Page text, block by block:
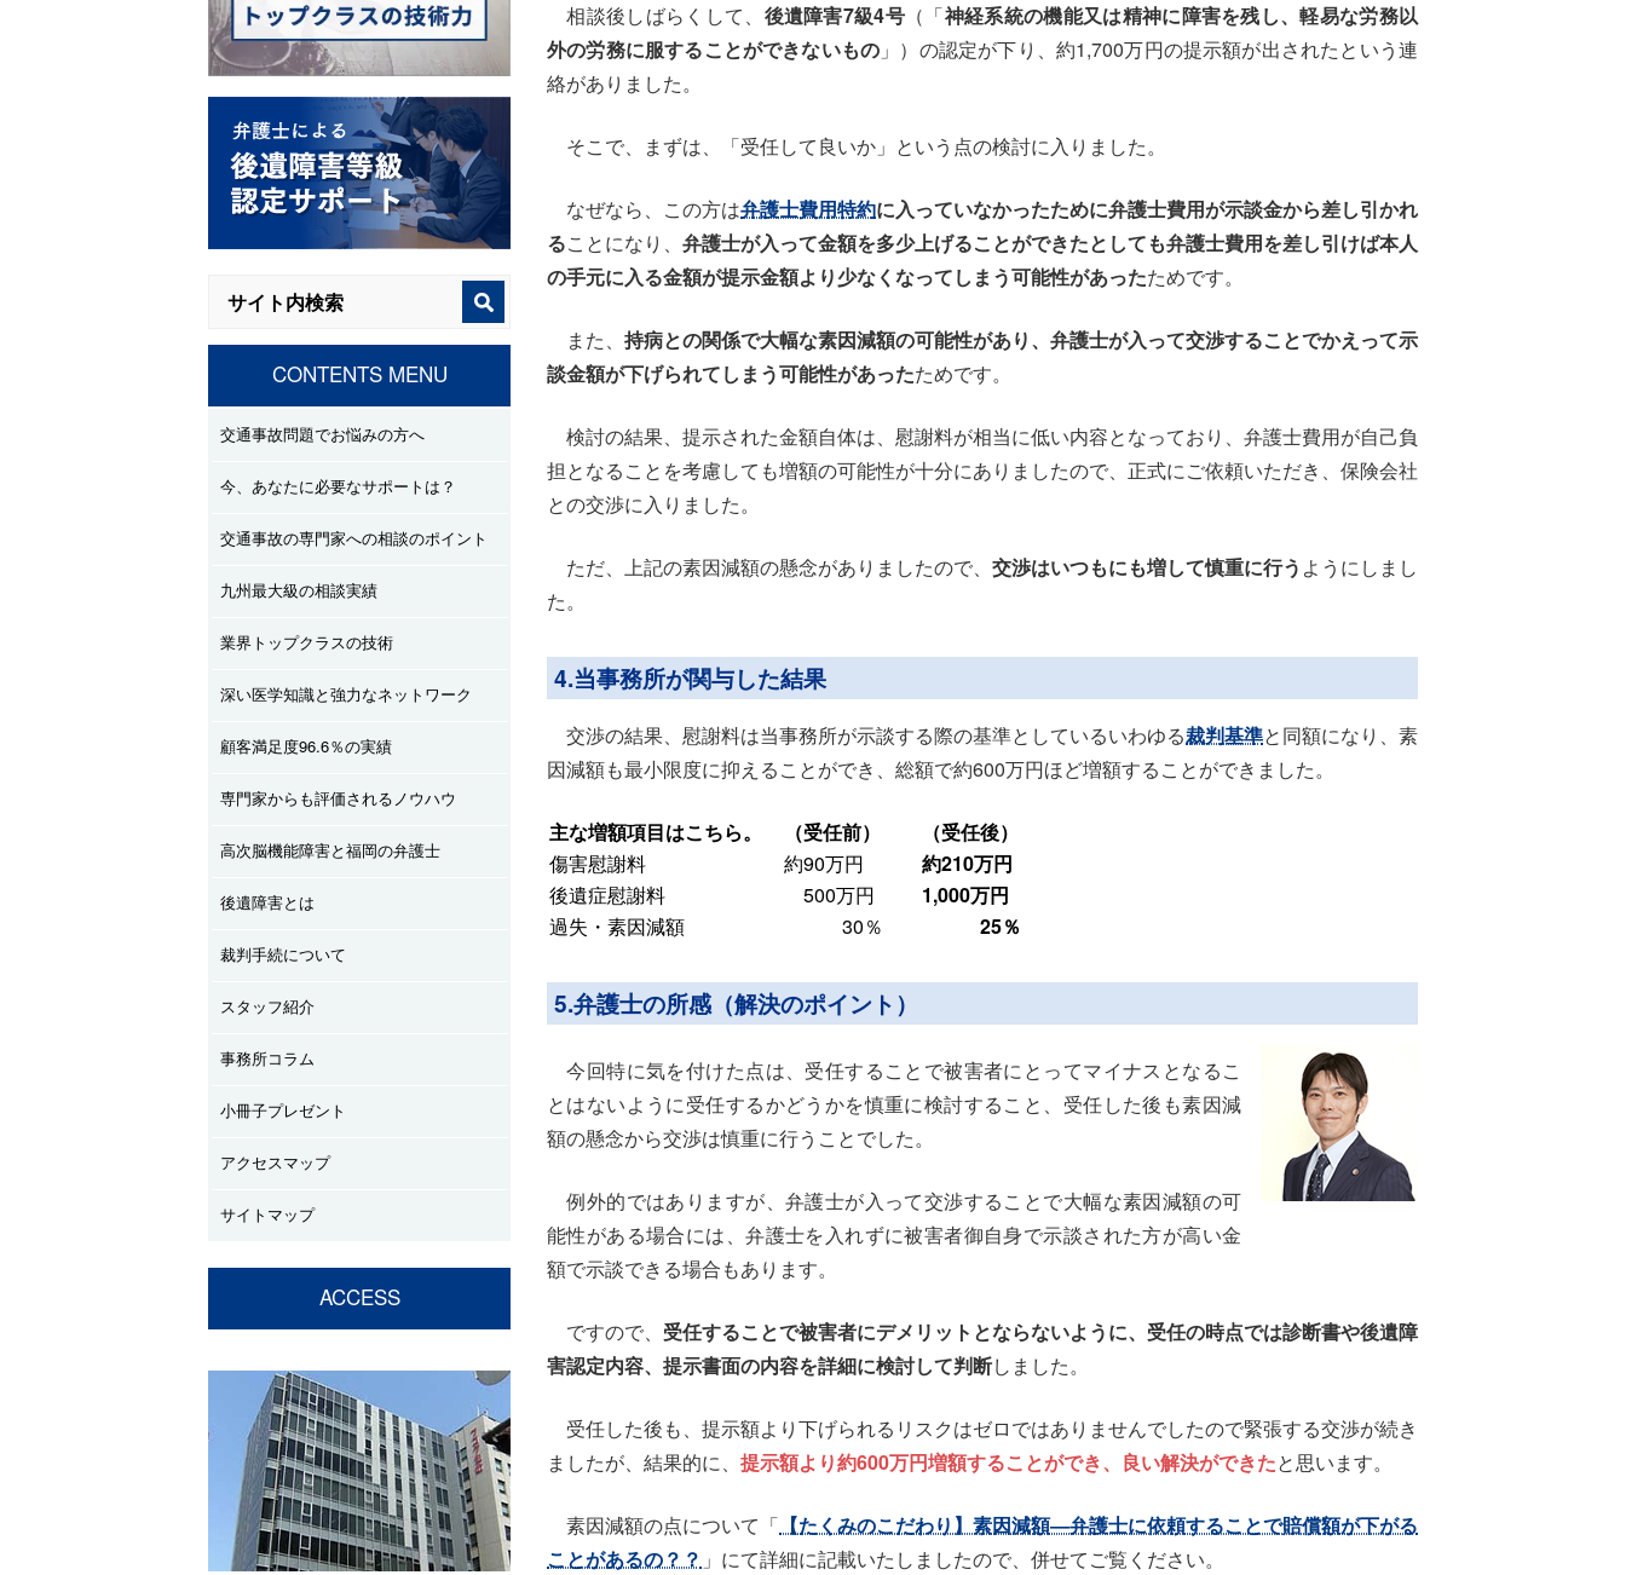
相談後しばらくして、 後遺障害7級4号 （「神経系統の機能又は精神に障害を残し、軽易な労務以
外の労務に服することができないもの 」）の認定が下り、約1,700万円の提示額が出されたという連
絡がありました。
そこで、まずは、「受任して良いか」という点の検討に入りました。
なぜなら、この方は弁護士費用特約に入っていなかったために弁護士費用が示談金から差し引かれ
ることになり、 弁護士が入って金額を多少上げることができたとしても弁護士費用を差し引けば本人
の手元に入る金額が提示金額より少なくなってしまう可能性があったためです。
また、 持病との関係で大幅な素因減額の可能性があり、弁護士が入って交渉することでかえって示
談金額が下げられてしまう可能性があったためです。
検討の結果、提示された金額自体は、慰謝料が相当に低い内容となっており、弁護士費用が自己負
担となることを考慮しても増額の可能性が十分にありましたので、正式にご依頼いただき、保険会社
との交渉に入りました。
ただ、上記の素因減額の懸念がありましたので、 交渉はいつもにも増して慎重に行う ようにしまし
た。
4.当事務所が関与した結果
交渉の結果、慰謝料は当事務所が示談する際の基準としているいわゆる裁判基準と同額になり、素
因減額も最小限度に抑えることができ、総額で約600万円ほど増額することができました。
主な増額項目はこちら。 （受任前）
（受任後）
傷害慰謝料
約90万円
約210万円
後遺症慰謝料
500万円
1,000万円
過失・素因減額
30％ 25％
5.弁護士の所感（解決のポイント）
今回特に気を付けた点は、受任することで被害者にとってマイナスとなるこ
とはないように受任するかどうかを慎重に検討すること、受任した後も素因減
額の懸念から交渉は慎重に行うことでした。
例外的ではありますが、弁護士が入って交渉することで大幅な素因減額の可
能性がある場合には、弁護士を入れずに被害者御自身で示談された方が高い金
額で示談できる場合もあります。
ですので、 受任することで被害者にデメリットとならないように、受任の時点では診断書や後遺障
害認定内容、提示書面の内容を詳細に検討して判断しました。
受任した後も、提示額より下げられるリスクはゼロではありませんでしたので緊張する交渉が続き
ましたが、結果的に、 提示額より約600万円増額することができ、良い解決ができたと思います。
素因減額の点について「 【たくみのこだわり】素因減額―弁護士に依頼することで賠償額が下がる
ことがあるの？？ 」にて詳細に記載いたしましたので、併せてご覧ください。
CONTENTS MENU
交通事故問題でお悩みの方へ
今、あなたに必要なサポートは？
交通事故の専門家への相談のポイント
九州最大級の相談実績
業界トップクラスの技術
深い医学知識と強力なネットワーク
顧客満足度96.6％の実績
専門家からも評価されるノウハウ
高次脳機能障害と福岡の弁護士
後遺障害とは
裁判手続について
スタッフ紹介
事務所コラム
小冊子プレゼント
アクセスマップ
サイトマップ
ACCESS